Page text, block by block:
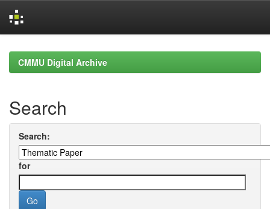
navigationCMMU Digital Archive
Search
Search:
for